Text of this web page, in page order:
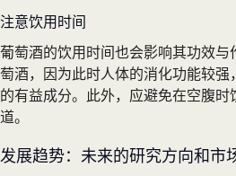
注意饮用时间
葡萄酒的饮用时间也会影响其功效与
萄酒，因为此时人体的消化功能较强
的有益成分。此外，应避免在空腹
道。
发展趋势：未来的研究方向和市